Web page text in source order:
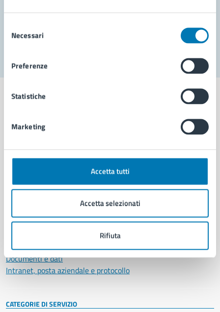
delNecessari
Preferenze
Statistiche
Marketing
Accetta tutti
Accetta selezionati
Rifiuta
Segnala disservizio
Comune di Napoli
AMMINISTRAZIONE
Organi di governo
Enti e fondazioni
Personale amministrativo
Documenti e dati
Intranet, posta aziendale e protocollo
CATEGORIE DI SERVIZIO